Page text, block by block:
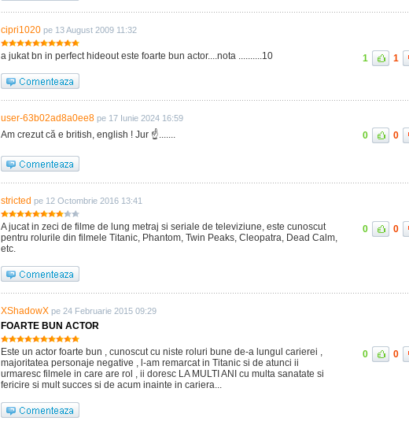
cipri1020 pe 13 August 2009 11:32
a jukat bn in perfect hideout este foarte bun actor....nota ..........10 1 1
user-63b02ad8a0ee8 pe 17 Iunie 2024 16:59
Am crezut că e british, english ! Jur ☝️....... 0 0
stricted pe 12 Octombrie 2016 13:41
A jucat in zeci de filme de lung metraj si seriale de televiziune, este cunoscut
pentru rolurile din filmele Titanic, Phantom, Twin Peaks, Cleopatra, Dead Calm,
etc.
0 0
XShadowX pe 24 Februarie 2015 09:29
FOARTE BUN ACTOR
Este un actor foarte bun , cunoscut cu niste roluri bune de-a lungul carierei ,
majoritatea personaje negative , l-am remarcat in Titanic si de atunci ii
urmaresc filmele in care are rol , ii doresc LA MULTI ANI cu multa sanatate si
fericire si mult succes si de acum inainte in cariera...
0 0